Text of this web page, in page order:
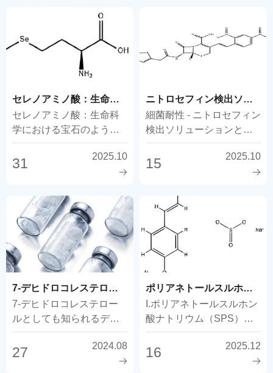
セレノアミノ酸：生命科学における宝石のような「セレン
セレノアミノ酸：生命科
学における宝石のような
「セレン セレノアミノ酸
は、ユニークなセレンコ...
31 2025.10
ニトロセフィン検出ソリューションとカスタマイズ供給
細菌耐性 - ニトロセフィン
検出ソリューションとカ
スタマイズ供給 抗生物質
と耐性菌の静かな戦い
15 2025.10
7-デヒドロコレステロールの紹介
7-デヒドロコレステロー
ルとしても知られるデヒ
ドロコレステロールは、
コレステロールの誘導体
であり、いくつかのユニ
27 2024.08
ポリアネトールスルホン酸ナトリウム（SPS）とは何ですか？
I.ポリアネトールスルホン
酸ナトリウム（SPS）と
は？ ポリアネトールスル
ホン酸ナトリウム
（SPS、CAS 55963-78-
16 2025.12